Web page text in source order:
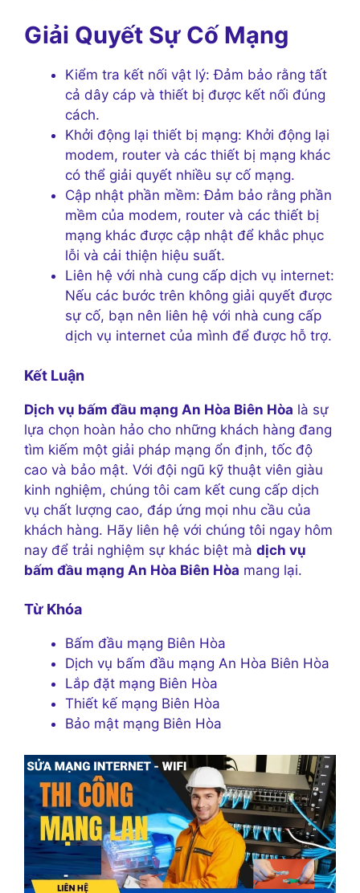
Giải Quyết Sự Cố Mạng
Kiểm tra kết nối vật lý: Đảm bảo rằng tất
cả dây cáp và thiết bị được kết nối đúng
cách.
Khởi động lại thiết bị mạng: Khởi động lại
modem, router và các thiết bị mạng khác
có thể giải quyết nhiều sự cố mạng.
Cập nhật phần mềm: Đảm bảo rằng phần
mềm của modem, router và các thiết bị
mạng khác được cập nhật để khắc phục
lỗi và cải thiện hiệu suất.
Liên hệ với nhà cung cấp dịch vụ internet:
Nếu các bước trên không giải quyết được
sự cố, bạn nên liên hệ với nhà cung cấp
dịch vụ internet của mình để được hỗ trợ.
Kết Luận
Dịch vụ bấm đầu mạng An Hòa Biên Hòa là sự
lựa chọn hoàn hảo cho những khách hàng đang
tìm kiếm một giải pháp mạng ổn định, tốc độ
cao và bảo mật. Với đội ngũ kỹ thuật viên giàu
kinh nghiệm, chúng tôi cam kết cung cấp dịch
vụ chất lượng cao, đáp ứng mọi nhu cầu của
khách hàng. Hãy liên hệ với chúng tôi ngay hôm
nay để trải nghiệm sự khác biệt mà dịch vụ
bấm đầu mạng An Hòa Biên Hòa mang lại.
Từ Khóa
Bấm đầu mạng Biên Hòa
Dịch vụ bấm đầu mạng An Hòa Biên Hòa
Lắp đặt mạng Biên Hòa
Thiết kế mạng Biên Hòa
Bảo mật mạng Biên Hòa